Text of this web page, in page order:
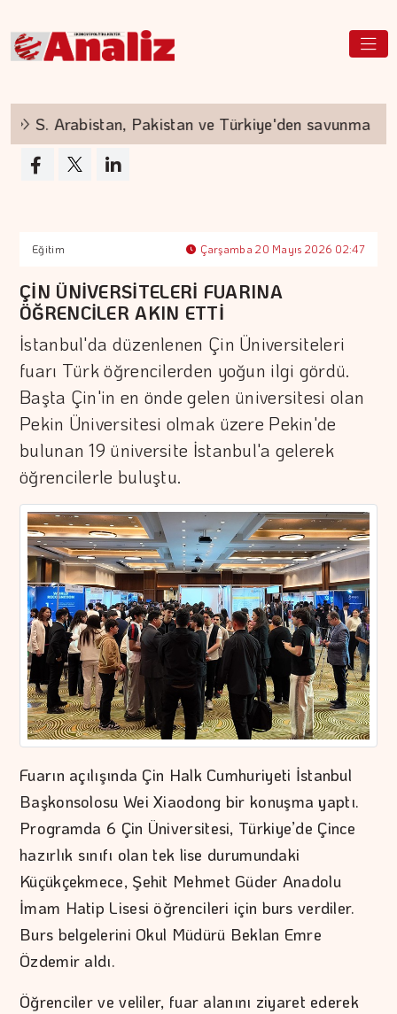
S. Arabistan, Pakistan ve Türkiye'den savunma
Eğitim Çarşamba 20 Mayıs 2026 02:47
ÇİN ÜNİVERSİTELERİ FUARINA
ÖĞRENCİLER AKIN ETTİ
İstanbul'da düzenlenen Çin Üniversiteleri
fuarı Türk öğrencilerden yoğun ilgi gördü.
Başta Çin'in en önde gelen üniversitesi olan
Pekin Üniversitesi olmak üzere Pekin'de
bulunan 19 üniversite İstanbul'a gelerek
öğrencilerle buluştu.
Fuarın açılışında Çin Halk Cumhuriyeti İstanbul
Başkonsolosu Wei Xiaodong bir konuşma yaptı.
Programda 6 Çin Üniversitesi, Türkiye’de Çince
hazırlık sınıfı olan tek lise durumundaki
Küçükçekmece, Şehit Mehmet Güder Anadolu
İmam Hatip Lisesi öğrencileri için burs verdiler.
Burs belgelerini Okul Müdürü Beklan Emre
Özdemir aldı.
Öğrenciler ve veliler, fuar alanını ziyaret ederek